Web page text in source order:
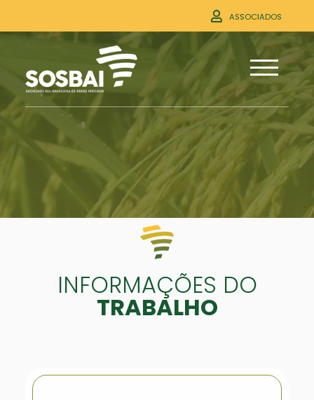
ASSOCIADOS
INFORMAÇÕES DO
TRABALHO